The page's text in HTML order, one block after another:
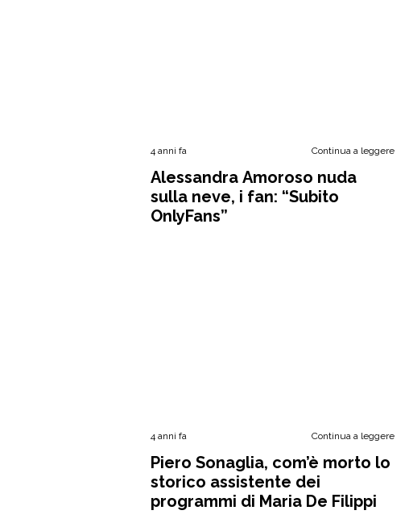
4 anni fa Continua a leggere
Alessandra Amoroso nuda
sulla neve, i fan: “Subito
OnlyFans”
4 anni fa Continua a leggere
Piero Sonaglia, com’è morto lo
storico assistente dei
programmi di Maria De Filippi